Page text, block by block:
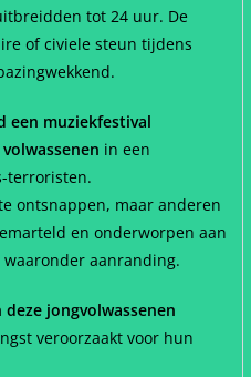
tot 24 uur. De
of civiele steun tijdens
een muziekfestival
in een
terroristen.
ontsnappen, maar anderen
en onderworpen aan
aanranding.
jongvolwassenen
veroorzaakt voor hun